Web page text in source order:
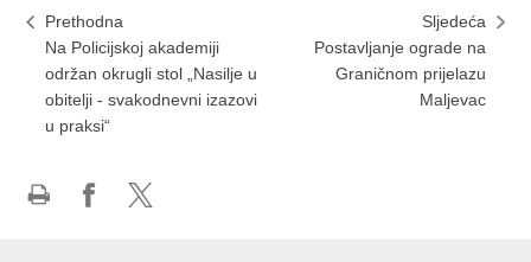
Prethodna
Na Policijskoj akademiji
održan okrugli stol „Nasilje u
obitelji - svakodnevni izazovi
u praksi“
Sljedeća
Postavljanje ograde na
Graničnom prijelazu
Maljevac